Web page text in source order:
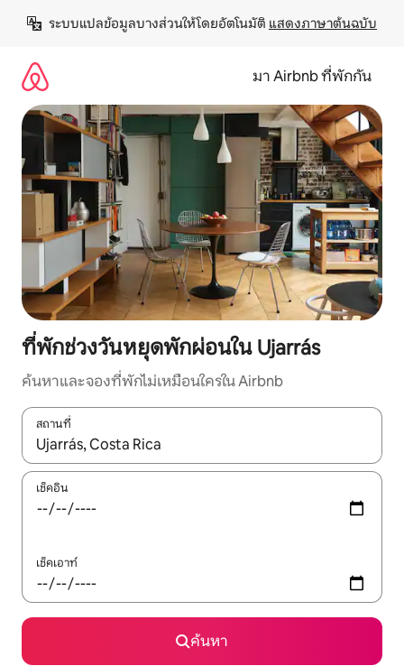
เนื้อหา
ระบบแปลข้อมูลบางส่วนให้โดยอัตโนมัติ แสดงภาษาต้นฉบับ
มา Airbnb ที่พักกัน
ที่พักช่วงวันหยุดพักผ่อนใน Ujarrás
ค้นหาและจองที่พักไม่เหมือนใครใน Airbnb
สถานที่
ใช้ลูกศรขึ้นลง หรือใช้การสัมผัสหรือปัด เพื่อสำรวจผลการค้นหา
เช็คอิน
เช็คเอาท์
ค้นหา